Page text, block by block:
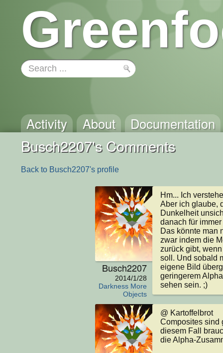
Activity About Documentation
Busch2207's Comments
Back to Busch2207's profile
Busch2207
2014/1/28
Darkness More
Objects
Hm... Ich
Aber ich glaube,
Dunkelheit
danach für
Das könnte man
zwar indem die
zurück gibt,
soll. Und sobald
eigene Bild
geringerem
sehen sein. ;)
@ Kartoffelbrot
Composites sind
diesem Fall
die Alpha-